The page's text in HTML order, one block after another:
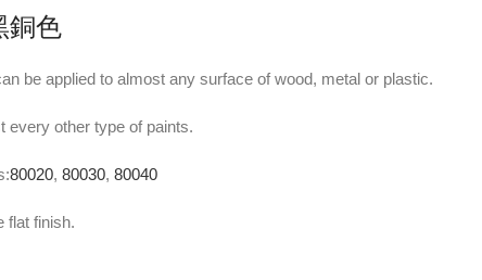
銅色
be applied to almost any surface of wood, metal or plastic.
every other type of paints.
80020, 80030, 80040
flat finish.